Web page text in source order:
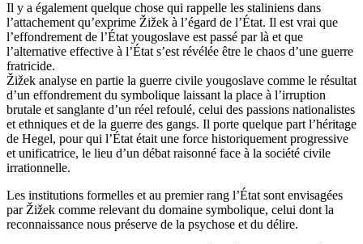
Il y a également quelque chose qui rappelle les staliniens dans
l’attachement qu’exprime Žižek à l’égard de l’État. Il est vrai que
l’effondrement de l’État yougoslave est passé par là et que
l’alternative effective à l’État s’est révélée être le chaos d’une guerre
fratricide.
Žižek analyse en partie la guerre civile yougoslave comme le résultat
d’un effondrement du symbolique laissant la place à l’irruption
brutale et sanglante d’un réel refoulé, celui des passions nationalistes
et ethniques et de la guerre des gangs. Il porte quelque part l’héritage
de Hegel, pour qui l’État était une force historiquement progressive
et unificatrice, le lieu d’un débat raisonné face à la société civile
irrationnelle.
Les institutions formelles et au premier rang l’État sont envisagées
par Žižek comme relevant du domaine symbolique, celui dont la
reconnaissance nous préserve de la psychose et du délire.